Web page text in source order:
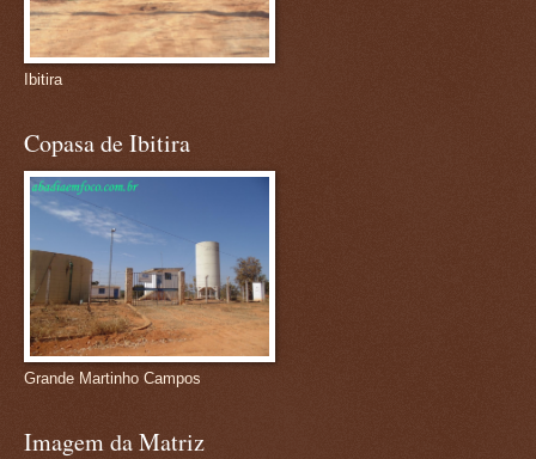
Ibitira
Copasa de Ibitira
Grande Martinho Campos
Imagem da Matriz